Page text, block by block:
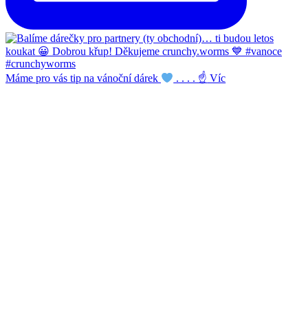
Máme pro vás tip na vánoční dárek . . . . ☝ Víc